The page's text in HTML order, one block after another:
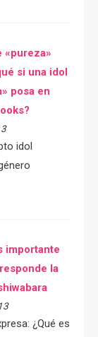
«pureza»
si una idol
posa en
idol
importante
la
¿Qué es